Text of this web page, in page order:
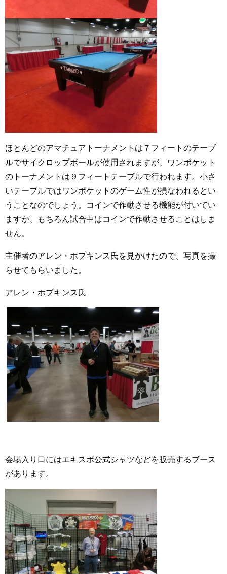
ほとんどのアマチュアトーナメントは７フィートのテーブ
ルでサイクロップボールが使用されますが、ワンポケット
のトーナメントは９フィートテーブルで行われます。小さ
いテーブルではワンポケットのゲーム性が損なわれるとい
うことなのでしょう。コインで作動させる機能が付いてい
ますが、もちろん試合中はコインで作動させることはしま
せん。
主催者のアレン・ホプキンス氏を見かけたので、写真を撮
らせてもらいました。
アレン・ホプキンス氏
会場入り口にはエキスポ公式シャツなどを販売するブース
があります。